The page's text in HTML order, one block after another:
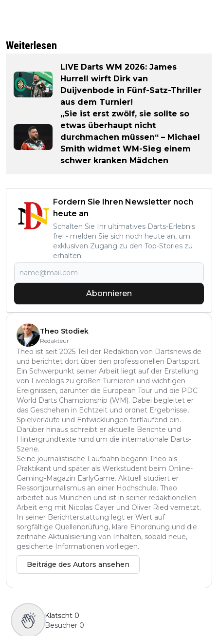
Weiterlesen
LIVE Darts WM 2026: James
Hurrell wirft Dirk van
Duijvenbode in Fünf-Satz-Thriller
aus dem Turnier!
„Sie ist erst zwölf, sie sollte so
etwas überhaupt nicht
durchmachen müssen“ – Michael
Smith widmet WM-Sieg einem
schwer kranken Mädchen
Fordern Sie Ihren Newsletter noch
heute an
Schalten Sie Ihr ultimatives Darts-Erlebnis
frei - melden Sie sich noch heute an, um
exklusiven Zugang zu den Top-Stories zu
erhalten.
Abonnieren
Theo Stodiek
Redakteur
Theo ist seit 2025 Teil der Redaktion von Dartsnews.de
und berichtet dort über den professionellen Dartsport.
Ein Schwerpunkt seiner Arbeit liegt auf der Erstellung
von Liveblogs zu großen Turnieren und wichtigen
Ereignissen, darunter die European Tour und die PDC
World Darts Championship (WM). Dabei begleitet er
das Geschehen in Echtzeit und ordnet Ergebnisse,
Spielverläufe und Entwicklungen fortlaufend ein.
Darüber hinaus schreibt er aktuelle Berichte und
Hintergrundtexte rund um die internationale Darts-
Szene.
Seine journalistische Laufbahn begann Theo als
Praktikant und später als Werkstudent beim Online-
Gaming-Magazin EarlyGame. Aktuell studiert er
Ressortjournalismus an einer Hochschule. Theo
arbeitet aus München und ist in seiner redaktionellen
Arbeit eng mit Nicolas Gayer und Oliver Ried vernetzt.
In seiner Berichterstattung legt er Wert auf
sorgfältige Quellenprüfung, klare Einordnung und die
zeitnahe Aktualisierung von Inhalten, sobald neue,
gesicherte Informationen vorliegen.
Beiträge des Autors ansehen
Klatscht 0
Besucher 0